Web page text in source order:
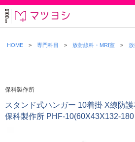
HOME 専門科目 放射線科・MRI室 放
保科製作所
スタンド式ハンガー 10着掛 X線防
保科製作所 PHF-10(60X43X132-180